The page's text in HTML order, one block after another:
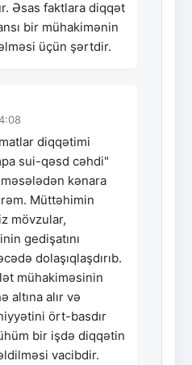
Əsas faktlara diqqət
bir mühakimənin
üçün şərtdir.
diqqətimi
sui-qəsd cəhdi"
kənara
Müttəhimin
mövzular,
gedişatını
dolaşıqlaşdırıb.
mühakiməsinin
altına alır və
ört-basdır
bir işdə diqqətin
vacibdir.